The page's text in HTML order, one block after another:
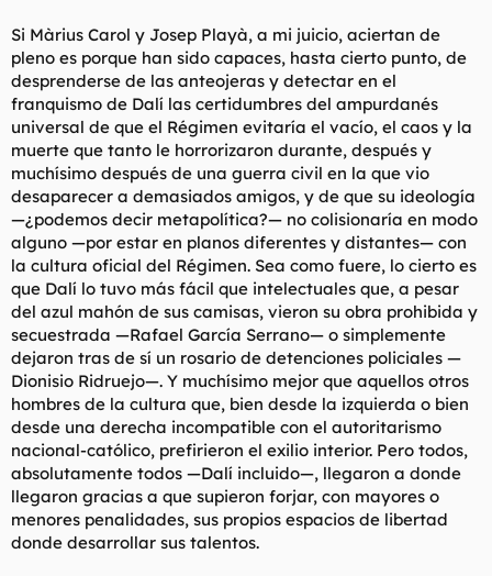
Si Màrius Carol y Josep Playà, a mi juicio, aciertan de
pleno es porque han sido capaces, hasta cierto punto, de
desprenderse de las anteojeras y detectar en el
franquismo de Dalí las certidumbres del ampurdanés
universal de que el Régimen evitaría el vacío, el caos y la
muerte que tanto le horrorizaron durante, después y
muchísimo después de una guerra civil en la que vio
desaparecer a demasiados amigos, y de que su ideología
—¿podemos decir metapolítica?— no colisionaría en modo
alguno —por estar en planos diferentes y distantes— con
la cultura oficial del Régimen. Sea como fuere, lo cierto es
que Dalí lo tuvo más fácil que intelectuales que, a pesar
del azul mahón de sus camisas, vieron su obra prohibida y
secuestrada —Rafael García Serrano— o simplemente
dejaron tras de sí un rosario de detenciones policiales —
Dionisio Ridruejo—. Y muchísimo mejor que aquellos otros
hombres de la cultura que, bien desde la izquierda o bien
desde una derecha incompatible con el autoritarismo
nacional-católico, prefirieron el exilio interior. Pero todos,
absolutamente todos —Dalí incluido—, llegaron a donde
llegaron gracias a que supieron forjar, con mayores o
menores penalidades, sus propios espacios de libertad
donde desarrollar sus talentos.